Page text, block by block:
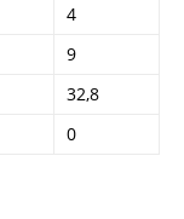
4
9
32,8
0